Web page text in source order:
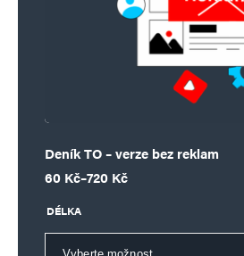
Deník TO – verze bez reklam
60 Kč–720 Kč
Rozpětí cen: 60 Kč až 720 Kč
DÉLKA